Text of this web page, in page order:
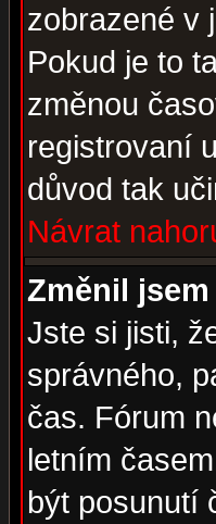
zobrazené v
Pokud je to
změnou
registrovaní
důvod tak
Návrat
Změnil
Jste si jisti,
správného,
čas. Fórum
letním
být posunutí